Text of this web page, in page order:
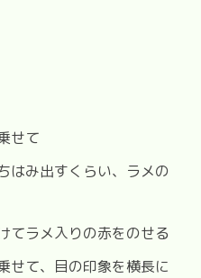
せて
はみ出すくらい、ラメの
てラメ入りの赤をのせる
せて、目の印象を横長に